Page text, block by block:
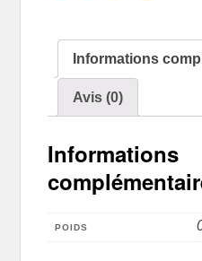
Informations
Avis (0)
Informations
POIDS